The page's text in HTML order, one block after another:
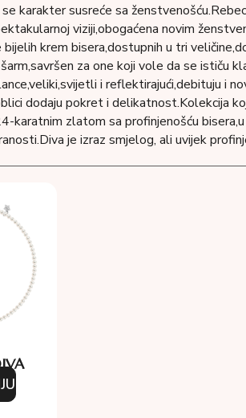
karakter susreće sa
viziji,obogaćena novim
krem ​​bisera,dostupnih u tri
za one koji vole da se ističu
i reflektirajući,debituju i
dodaju pokret i delikatnost.Kolekcija
karatnim zlatom sa profinjenošću
je izraz smjelog, ali uvijek